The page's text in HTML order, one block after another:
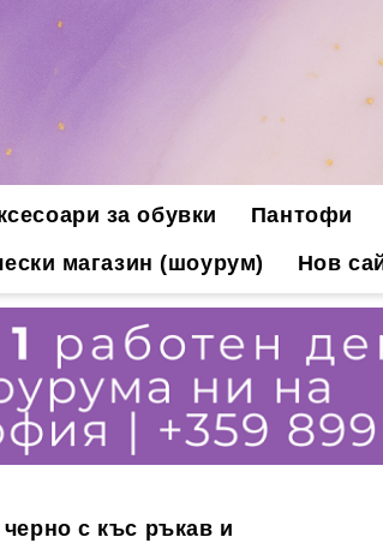
за обувки Пантофи
магазин (шоурум) Нов
с къс ръкав и